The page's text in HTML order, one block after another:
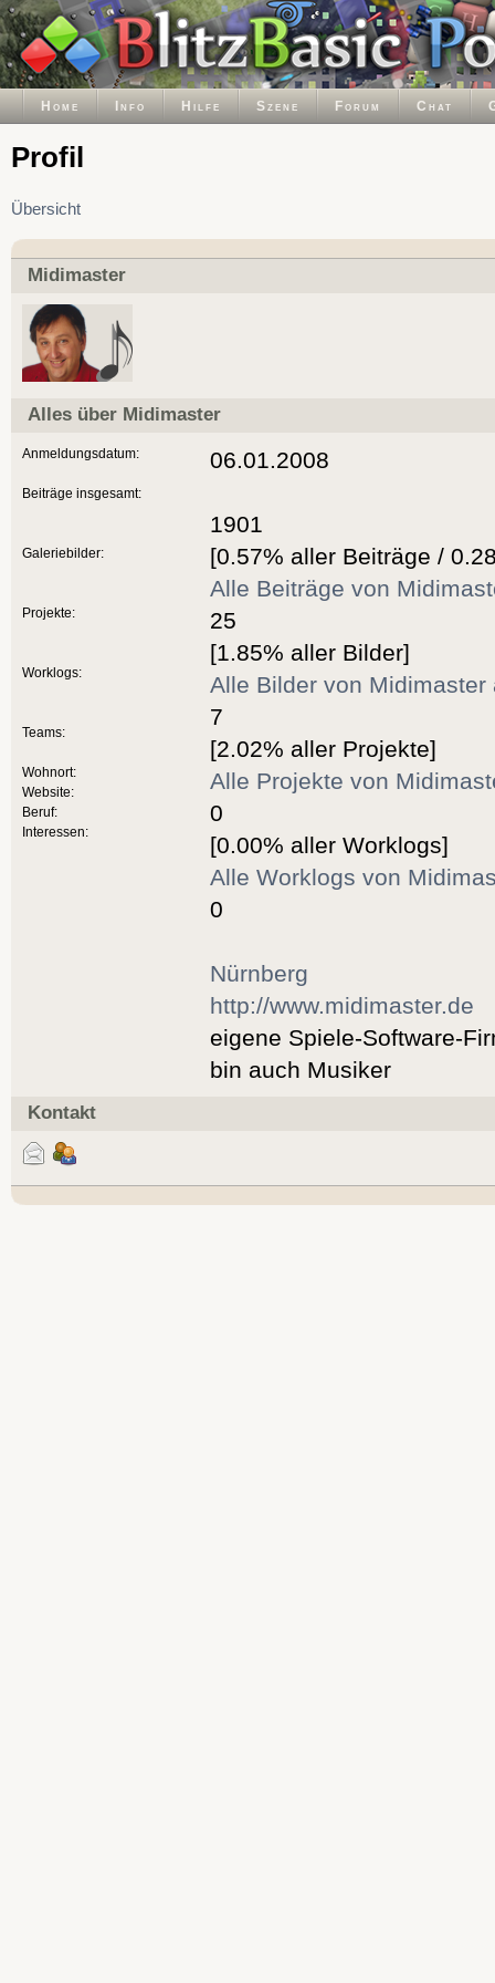
Home Info Hilfe Szene Forum Chat
Profil
Übersicht
Midimaster
Alles über Midimaster
Anmeldungsdatum:
Beiträge insgesamt:
Galeriebilder:
Projekte:
Worklogs:
Teams:
Wohnort:
Website:
Beruf:
Interessen:
06.01.2008
1901
[0.57% aller Beiträge /
Alle Beiträge von
25
[1.85% aller Bilder]
Alle Bilder von Midimaster
7
[2.02% aller Projekte]
Alle Projekte von
0
[0.00% aller Worklogs]
Alle Worklogs von
0
Nürnberg
http://www.midimaster.de
eigene Spiele-Software-
bin auch Musiker
Kontakt